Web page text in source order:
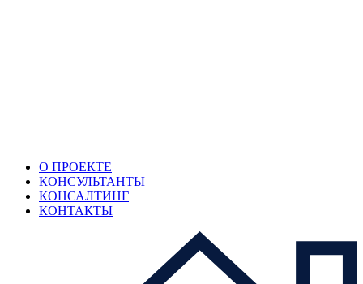
О ПРОЕКТЕ
КОНСУЛЬТАНТЫ
КОНСАЛТИНГ
КОНТАКТЫ